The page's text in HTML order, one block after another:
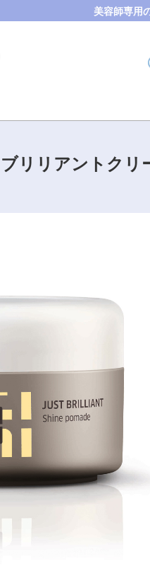
美容師専用
リリアントクリ